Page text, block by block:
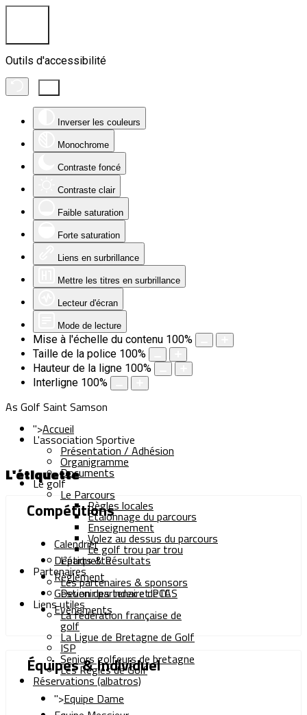
Outils d'accessibilité
Inverser les couleurs
Monochrome
Contraste foncé
Contraste clair
Faible saturation
Forte saturation
Liens en surbrillance
Mettre les titres en surbrillance
Lecteur d'écran
Mode de lecture
Mise à l'échelle du contenu 100%
Taille de la police 100%
Hauteur de la ligne 100%
Interligne 100%
As Golf Saint Samson
">Accueil
L'association Sportive
Présentation / Adhésion
Organigramme
Documents
Le golf
Le Parcours
Règles locales
Etalonnage du parcours
Enseignement
Volez au dessus du parcours
Le golf trou par trou
L'étiquette
Partenaires
Les partenaires & sponsors
Devenir partenaire de l'AS
Liens utiles
La fédération française de
golf
La Ligue de Bretagne de Golf
ISP
Seniors golfeurs de bretagne
Les Règles de Golf
Réservations (albatros)
L'étiquette
Compétitions
Calendrier
Départs & Résultats
Règlement
Gestion des Index et PCC
Evènements
Équipes & Individuel
">Equipe Dame